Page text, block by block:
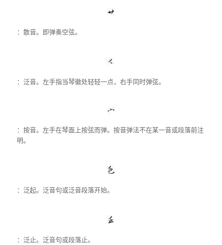
：散音。即弹奏空弦。
：泛音。左手指当琴徽处轻轻一点，右手同时弹弦。
：按音。左手在琴面上按弦而弹。按音弹法不在某一音或段落前注
明。
：泛起。泛音句或泛音段落开始。
：泛止。泛音句或段落止。